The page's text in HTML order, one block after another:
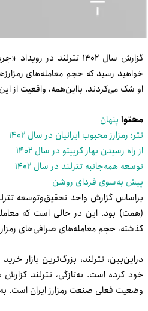
گزارش سال ۱۴۰۲
خواهید رسید که حجم معامله‌های
او شک می‌کردند. بااین‌همه، واقعیت از
محتوا پنهان
تتر؛ رمزارز محبوب ایرانیان در سال ۱۴۰۲
از راه رسیدن بهار کریپتو در سال ۱۴۰۲
توسعه همه‌جانبه تترلند در سال ۱۴۰۲
پیش به‌سوی فردای روشن
گذشته، حجم معامله‌های صرافی‌های رمزارز حدود ۲۵درصد معامله‌های
دراین‌بین، تترلند، بزرگ‌ترین بازار
وضعیت فعلی صنعت رمزارز ایران است. به‌همین‌دلیل،